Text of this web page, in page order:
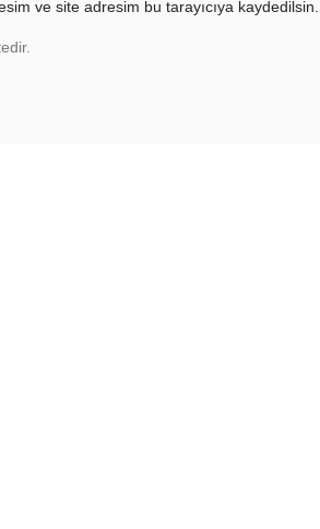
ve site adresim bu tarayıcıya kaydedilsin.